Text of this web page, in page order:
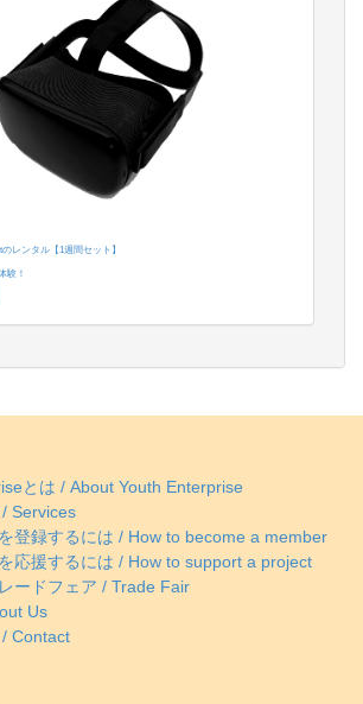
のレンタル【1週間セット】
験！
とは / About Youth Enterprise
Services
登録するには / How to become a member
応援するには / How to support a project
ードフェア / Trade Fair
Us
Contact